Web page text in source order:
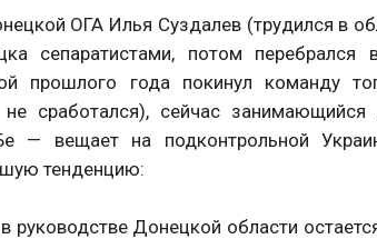
ОГА Илья Суздалев (трудился в
сепаратистами, потом перебрался
прошлого года покинул команду
сработался), сейчас
— вещает на подконтрольной
тенденцию:
руководстве Донецкой области